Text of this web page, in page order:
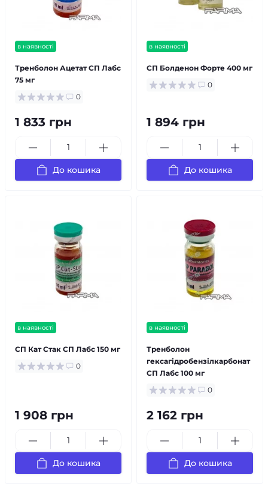
в наявності
Тренболон Ацетат СП Лабс
75 мг
0
1 833 грн
До кошика
в наявності
СП Болденон Форте 400 мг
0
1 894 грн
До кошика
в наявності
СП Кат Стак СП Лабс 150 мг
0
1 908 грн
До кошика
в наявності
Тренболон
гексагідробензілкарбонат
СП Лабс 100 мг
0
2 162 грн
До кошика